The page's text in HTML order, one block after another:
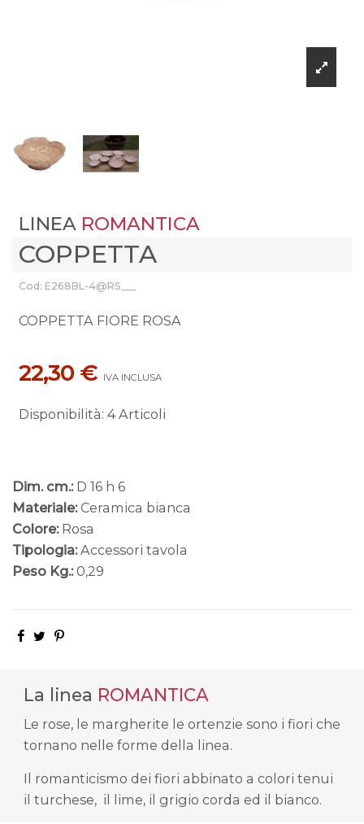
LINEA ROMANTICA
COPPETTA
Cod: E268BL-4@RS___
COPPETTA FIORE ROSA
22,30 € IVA INCLUSA
Disponibilità: 4 Articoli
Dim. cm.: D 16 h 6
Materiale: Ceramica bianca
Colore: Rosa
Tipologia: Accessori tavola
Peso Kg.: 0,29
La linea ROMANTICA
Le rose, le margherite le ortenzie sono i fiori che
tornano nelle forme della linea.
Il romanticismo dei fiori abbinato a colori tenui
il turchese, il lime, il grigio corda ed il bianco.